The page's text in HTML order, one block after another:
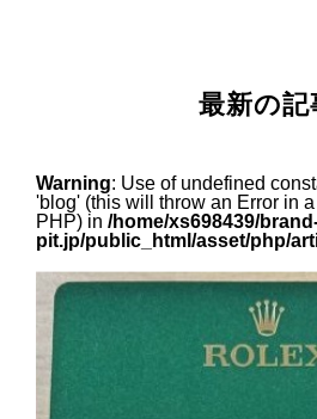
最新の記
Warning: Use of undefined
'blog' (this will throw an Error in
PHP) in /home/xs698439/
pit.jp/public_html/asset/php/